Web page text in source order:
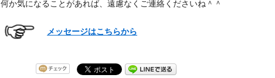
何か気になることがあれば、遠慮なくご連絡くださいね＾＾
メッセージはこちらから